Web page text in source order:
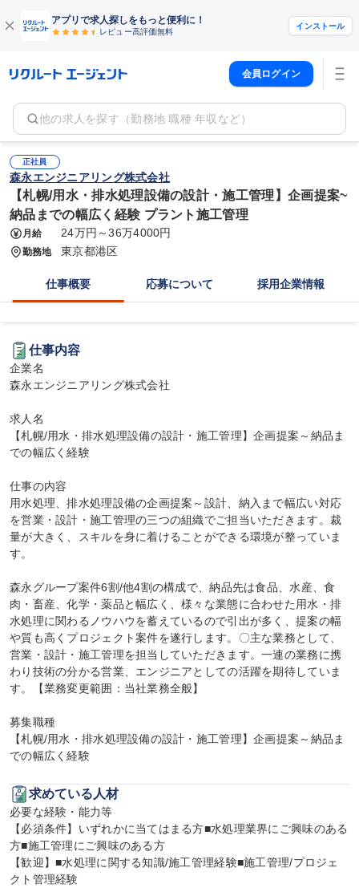
アプリで求人探しをもっと便利に！
レビュー高評価無料
インストール
会員ログイン
他の求人を探す（勤務地 職種 年収など）
正社員
森永エンジニアリング株式会社
【札幌/用水・排水処理設備の設計・施工管理】企画提案~
納品までの幅広く経験 プラント施工管理
月給 24万円～36万4000円
勤務地 東京都港区
仕事概要 応募について 採用企業情報
仕事内容
企業名
森永エンジニアリング株式会社
求人名
【札幌/用水・排水処理設備の設計・施工管理】企画提案～納品ま
での幅広く経験
仕事の内容
用水処理、排水処理設備の企画提案～設計、納入まで幅広い対応
を営業・設計・施工管理の三つの組織でご担当いただきます。裁
量が大きく、スキルを身に着けることができる環境が整っていま
す。
森永グループ案件6割/他4割の構成で、納品先は食品、水産、食
肉・畜産、化学・薬品と幅広く、様々な業態に合わせた用水・排
水処理に関わるノウハウを蓄えているので引出が多く、提案の幅
や質も高くプロジェクト案件を遂行します。〇主な業務として、
営業・設計・施工管理を担当していただきます。一連の業務に携
わり技術の分かる営業、エンジニアとしての活躍を期待していま
す。【業務変更範囲：当社業務全般】
募集職種
【札幌/用水・排水処理設備の設計・施工管理】企画提案～納品ま
での幅広く経験
求めている人材
必要な経験・能力等
【必須条件】いずれかに当てはまる方■水処理業界にご興味のある
方■施工管理にご興味のある方
【歓迎】■水処理に関する知識/施工管理経験■施工管理/プロジェ
クト管理経験